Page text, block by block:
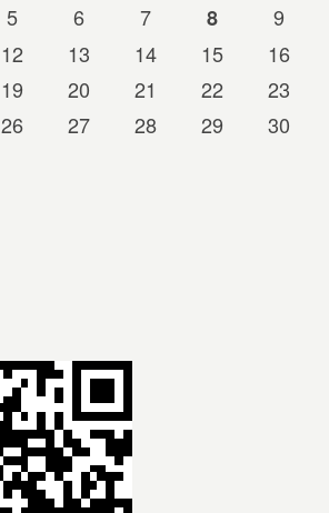
5 6 7 8
9
12 13 14 15
16
19 20 21 22
23
26 27 28 29
30